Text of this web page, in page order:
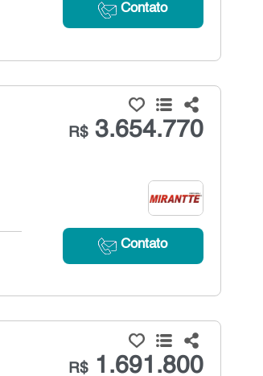
Contato
R$3.654.770
Contato
R$1.691.800